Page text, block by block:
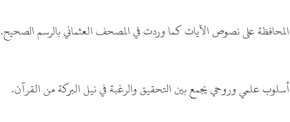
المحافظة على نصوص الآيات كما وردت في المصحف العثماني بالرسم الصحيح.
أسلوب علمي وروحي يجمع بين التحقيق والرغبة في نيل البركة من القرآن.